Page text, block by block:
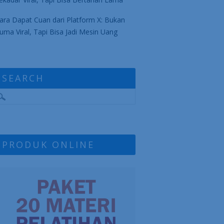
Dapat Cuan dari Platform X: Bukan
Viral, Tapi Bisa Jadi Mesin Uang
SEARCH
PRODUK ONLINE